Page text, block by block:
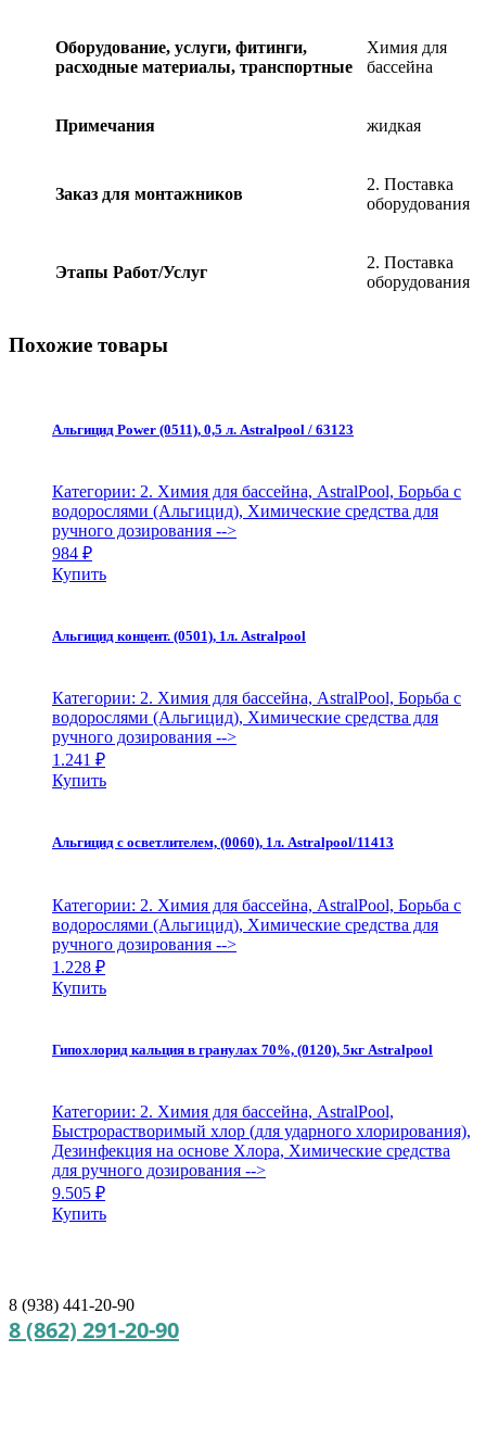
Оборудование, услуги, фитинги,
расходные материалы, транспортные
Химия для
бассейна
Примечания жидкая
Заказ для монтажников
2. Поставка
оборудования
Этапы Работ/Услуг
2. Поставка
оборудования
Похожие товары
Альгицид Power (0511), 0,5 л. Astralpool / 63123
Категории: 2. Химия для бассейна, AstralPool, Борьба с
водорослями (Альгицид), Химические средства для
ручного дозирования -->
984 ₽
Купить
Альгицид концент. (0501), 1л. Astralpool
Категории: 2. Химия для бассейна, AstralPool, Борьба с
водорослями (Альгицид), Химические средства для
ручного дозирования -->
1.241 ₽
Купить
Альгицид с осветлителем, (0060), 1л. Astralpool/11413
Категории: 2. Химия для бассейна, AstralPool, Борьба с
водорослями (Альгицид), Химические средства для
ручного дозирования -->
1.228 ₽
Купить
Гипохлорид кальция в гранулах 70%, (0120), 5кг Astralpool
Категории: 2. Химия для бассейна, AstralPool,
Быстрорастворимый хлор (для ударного хлорирования),
Дезинфекция на основе Хлора, Химические средства
для ручного дозирования -->
9.505 ₽
Купить
8 (938) 441-20-90
8 (862) 291-20-90